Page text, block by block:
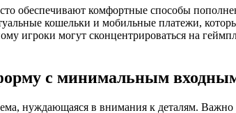
обеспечивают комфортные способы
кошельки и мобильные платежи,
игроки могут сконцентрироваться на
с минимальным
нуждающаяся в внимания к деталям. Важно